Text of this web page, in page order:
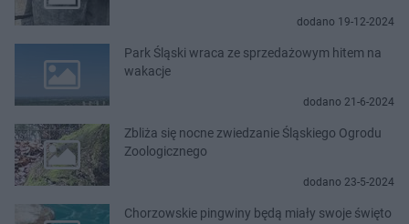
dodano 19-12-2024
Park Śląski wraca ze sprzedażowym hitem na
wakacje
dodano 21-6-2024
Zbliża się nocne zwiedzanie Śląskiego Ogrodu
Zoologicznego
dodano 23-5-2024
Chorzowskie pingwiny będą miały swoje święto